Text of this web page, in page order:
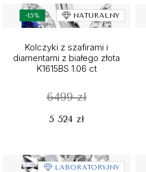
-15% NATURALNY
Kolczyki z szafirami i
diamentami z białego złota
K1615BS 1.06 ct
6499 zł
5 524 zł
LABORATORYJNY